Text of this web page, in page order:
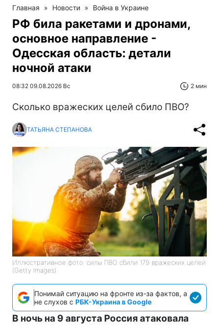
Главная » Новости » Война в Украине
РФ била ракетами и дронами,
основное направление -
Одесская область: детали
ночной атаки
08:32 09.08.2026 Вс 2 мин
Сколько вражеских целей сбило ПВО?
ТАТЬЯНА СТЕПАНОВА
Иллюстративное фото: силы ПВО сбили 179 вражеских целей
(Getty Images)
Понимай ситуацию на фронте из-за фактов, а
не слухов с РБК-Украина в Google
В ночь на 9 августа Россия атаковала